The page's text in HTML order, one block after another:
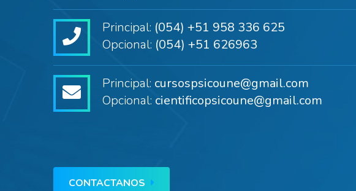
Principal: (054) +51 958 336 625
Opcional: (054) +51 626963
Principal: cursospsicoune@gmail.com
Opcional: cientificopsicoune@gmail.com
CONTACTANOS